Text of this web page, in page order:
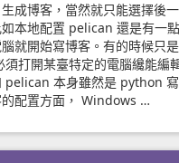
生成博客，當然就只能選擇後
本地配置 pelican 還是有一
就開始寫博客。有的時候只
須打開某臺特定的電腦纔能編
pelican 本身雖然是 python
配置方面， Windows …